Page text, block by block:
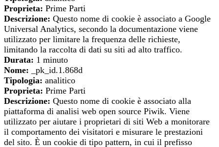
Proprieta: Prime Parti
Descrizione: Questo nome di cookie è associato a Google
Universal Analytics, secondo la documentazione viene
utilizzato per limitare la frequenza delle richieste,
limitando la raccolta di dati su siti ad alto traffico.
Durata: 1 minuto
Nome: _pk_id.1.868d
Tipologia: analitico
Proprieta: Prime Parti
Descrizione: Questo nome di cookie è associato alla
piattaforma di analisi web open source Piwik. Viene
utilizzato per aiutare i proprietari di siti Web a monitorare
il comportamento dei visitatori e misurare le prestazioni
del sito. È un cookie di tipo pattern, in cui il prefisso